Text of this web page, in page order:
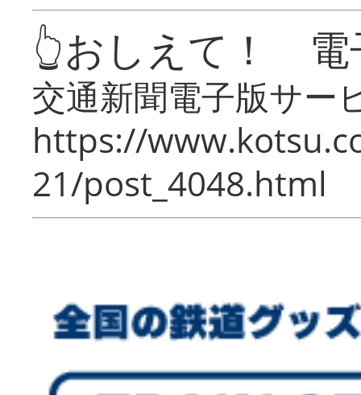
👆おしえて！ 電
交通新聞電子版サー
https://
21/post_4048.html